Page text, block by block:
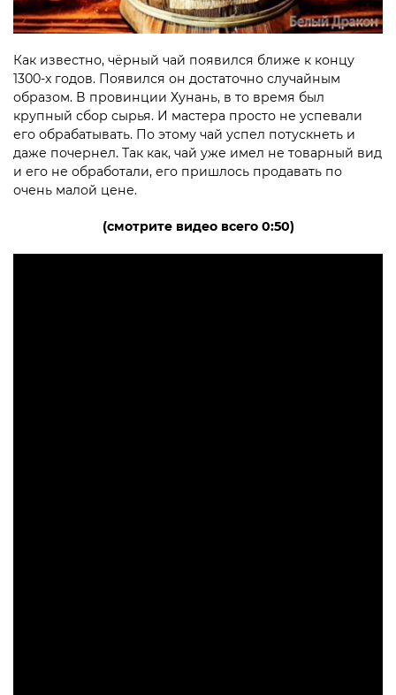
Как известно, чёрный чай появился ближе к концу
1300-х годов. Появился он достаточно случайным
образом. В провинции Хунань, в то время был
крупный сбор сырья. И мастера просто не успевали
его обрабатывать. По этому чай успел потускнеть и
даже почернел. Так как, чай уже имел не товарный вид
и его не обработали, его пришлось продавать по
очень малой цене.
(смотрите видео всего 0:50)